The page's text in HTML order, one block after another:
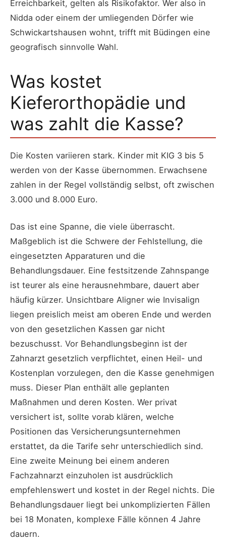
Erreichbarkeit, gelten als Risikofaktor. Wer also in
Nidda oder einem der umliegenden Dörfer wie
Schwickartshausen wohnt, trifft mit Büdingen eine
geografisch sinnvolle Wahl.
Was kostet
Kieferorthopädie und
was zahlt die Kasse?
Die Kosten variieren stark. Kinder mit KIG 3 bis 5
werden von der Kasse übernommen. Erwachsene
zahlen in der Regel vollständig selbst, oft zwischen
3.000 und 8.000 Euro.
Das ist eine Spanne, die viele überrascht.
Maßgeblich ist die Schwere der Fehlstellung, die
eingesetzten Apparaturen und die
Behandlungsdauer. Eine festsitzende Zahnspange
ist teurer als eine herausnehmbare, dauert aber
häufig kürzer. Unsichtbare Aligner wie Invisalign
liegen preislich meist am oberen Ende und werden
von den gesetzlichen Kassen gar nicht
bezuschusst. Vor Behandlungsbeginn ist der
Zahnarzt gesetzlich verpflichtet, einen Heil- und
Kostenplan vorzulegen, den die Kasse genehmigen
muss. Dieser Plan enthält alle geplanten
Maßnahmen und deren Kosten. Wer privat
versichert ist, sollte vorab klären, welche
Positionen das Versicherungsunternehmen
erstattet, da die Tarife sehr unterschiedlich sind.
Eine zweite Meinung bei einem anderen
Fachzahnarzt einzuholen ist ausdrücklich
empfehlenswert und kostet in der Regel nichts. Die
Behandlungsdauer liegt bei unkomplizierten Fällen
bei 18 Monaten, komplexe Fälle können 4 Jahre
dauern.